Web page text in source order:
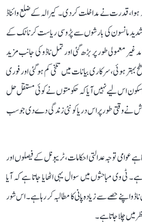
ہوا، قدرت نے مداخلت کر دی۔ کیرالہ کے ضلع وائناڈ
مانسون کی بارشوں سے پڑوسی ریاست کرناٹک کے
غیر معمولی طور پر بڑھ گئی اور تمل ناڈو کی جانب مزید
بہتر ہوئی، سرکاری بیانات میں تلخی کم ہو گئی اور فوری
اس لیے نہیں آیا کہ حکومتوں نے کوئی مستقل حل
نے وقتی طور پر اس دریا کو نئی زندگی دے دی جو سب
عوامی توجہ عدالتی احکامات، ٹریبونل کے فیصلوں اور
ٹی وی مباحثوں میں سوال یہی اٹھایا جاتا ہے کہ آیا
اپنے حصے سے زیادہ پانی کا مطالبہ کر رہا ہے۔ اس شور
میں چلا جاتا ہے۔